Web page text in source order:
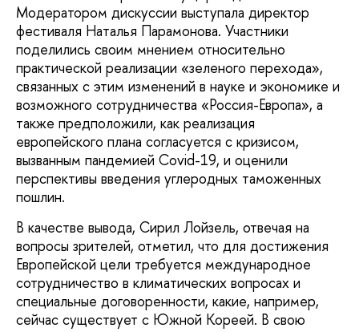
Модератором дискуссии выступала директор
фестиваля Наталья Парамонова. Участники
поделились своим мнением относительно
практической реализации «зеленого перехода»,
связанных с этим изменений в науке и экономике и
возможного сотрудничества «Россия-Европа», а
также предположили, как реализация
европейского плана согласуется с кризисом,
вызванным пандемией Covid-19, и оценили
перспективы введения углеродных таможенных
пошлин.
В качестве вывода, Сирил Лойзель, отвечая на
вопросы зрителей, отметил, что для достижения
Европейской цели требуется международное
сотрудничество в климатических вопросах и
специальные договоренности, какие, например,
сейчас существует с Южной Кореей. В свою